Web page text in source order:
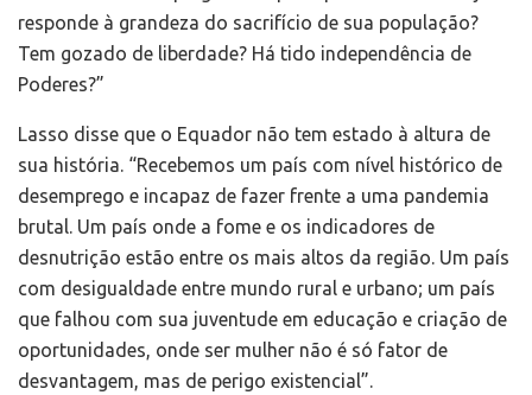
responde à grandeza do sacrifício de sua população?
Tem gozado de liberdade? Há tido independência de
Poderes?”
Lasso disse que o Equador não tem estado à altura de
sua história. “Recebemos um país com nível histórico de
desemprego e incapaz de fazer frente a uma pandemia
brutal. Um país onde a fome e os indicadores de
desnutrição estão entre os mais altos da região. Um país
com desigualdade entre mundo rural e urbano; um país
que falhou com sua juventude em educação e criação de
oportunidades, onde ser mulher não é só fator de
desvantagem, mas de perigo existencial”.